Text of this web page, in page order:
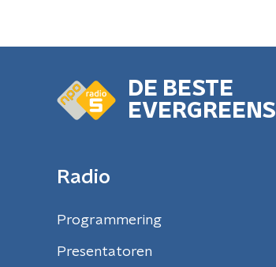
DE BESTE
EVERGREENS
Radio
Programmering
Presentatoren